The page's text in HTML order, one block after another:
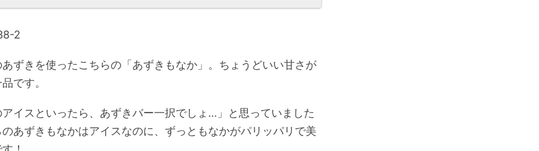
ずきを使ったこちらの「あずきもなか」。ちょうどいい甘さが
です。
イスといったら、あずきバー一択でしょ…」と思っていました
あずきもなかはアイスなのに、ずっともなかがパリッパリで美